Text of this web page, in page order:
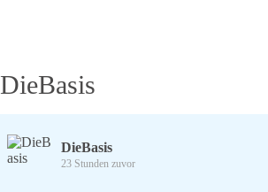
und
die
profitieren.
DieBasis
DieBasis
23 Stunden zuvor